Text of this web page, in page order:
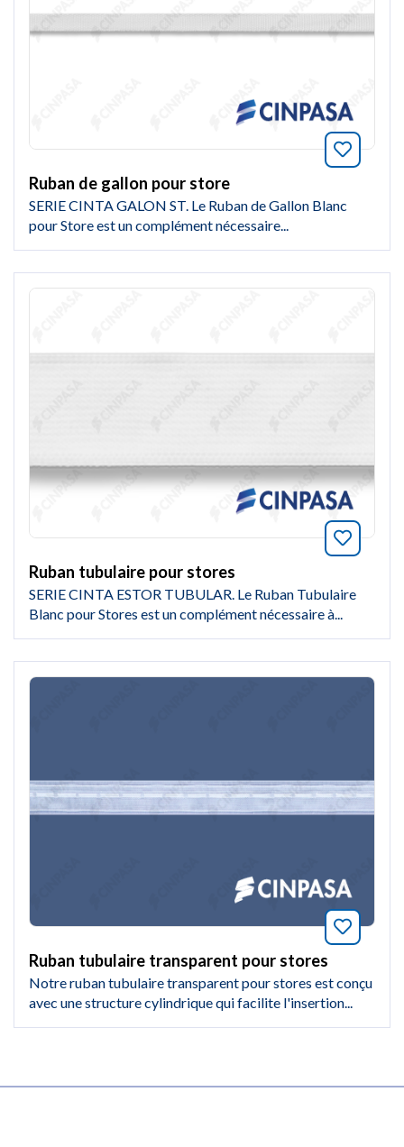
Ruban de gallon pour store
SERIE CINTA GALON ST. Le Ruban de Gallon Blanc
pour Store est un complément nécessaire...
Ruban tubulaire pour stores
SERIE CINTA ESTOR TUBULAR. Le Ruban Tubulaire
Blanc pour Stores est un complément nécessaire à...
Ruban tubulaire transparent pour stores
Notre ruban tubulaire transparent pour stores est conçu
avec une structure cylindrique qui facilite l'insertion...